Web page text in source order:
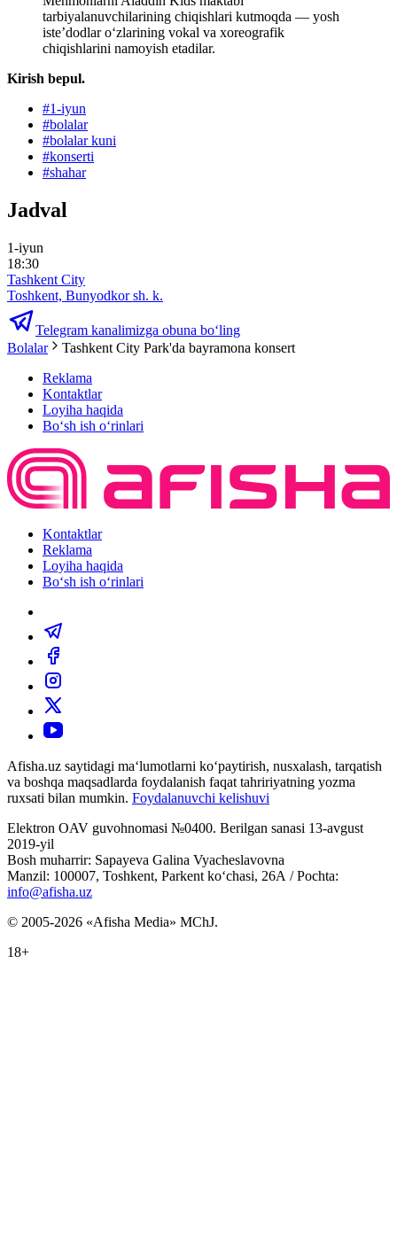
tarbiyalanuvchilarining chiqishlari kutmoqda — yosh
iste’dodlar o‘zlarining vokal va xoreografik
chiqishlarini namoyish etadilar.
Kirish bepul.
#1-iyun
#bolalar
#bolalar kuni
#konserti
#shahar
Jadval
1-iyun
18:30
Tashkent City
Toshkent, Bunyodkor sh. k.
Telegram kanalimizga obuna bo‘ling
Bolalar
Tashkent City Park'da bayramona konsert
Reklama
Kontaktlar
Loyiha haqida
Bo‘sh ish o‘rinlari
Kontaktlar
Reklama
Loyiha haqida
Bo‘sh ish o‘rinlari
Afisha.uz saytidagi ma‘lumotlarni ko‘paytirish, nusxalash, tarqatish
va boshqa maqsadlarda foydalanish faqat tahririyatning yozma
ruxsati bilan mumkin. Foydalanuvchi kelishuvi
Elektron OAV guvohnomasi №0400. Berilgan sanasi 13-avgust
2019-yil
Bosh muharrir: Sapayeva Galina Vyacheslavovna
Manzil: 100007, Toshkent, Parkent ko‘chasi, 26А / Pochta:
info@afisha.uz
© 2005-2026 «Afisha Media» MChJ.
18+